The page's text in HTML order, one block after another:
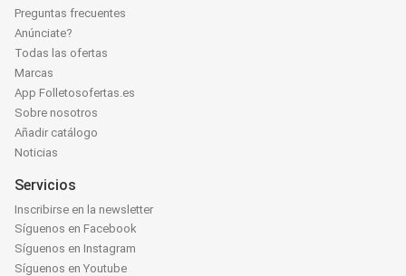
Preguntas frecuentes
Anúnciate?
Todas las ofertas
Marcas
App Folletosofertas.es
Sobre nosotros
Añadir catálogo
Noticias
Servicios
Inscribirse en la newsletter
Síguenos en Facebook
Síguenos en Instagram
Síguenos en Youtube